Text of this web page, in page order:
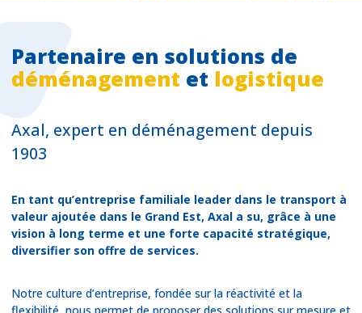
Partenaire en solutions de
déménagement et logistique
Axal, expert en déménagement depuis
1903
En tant qu’entreprise familiale leader dans le transport à
valeur ajoutée dans le Grand Est, Axal a su, grâce à une
vision à long terme et une forte capacité stratégique,
diversifier son offre de services.
Notre culture d’entreprise, fondée sur la réactivité et la